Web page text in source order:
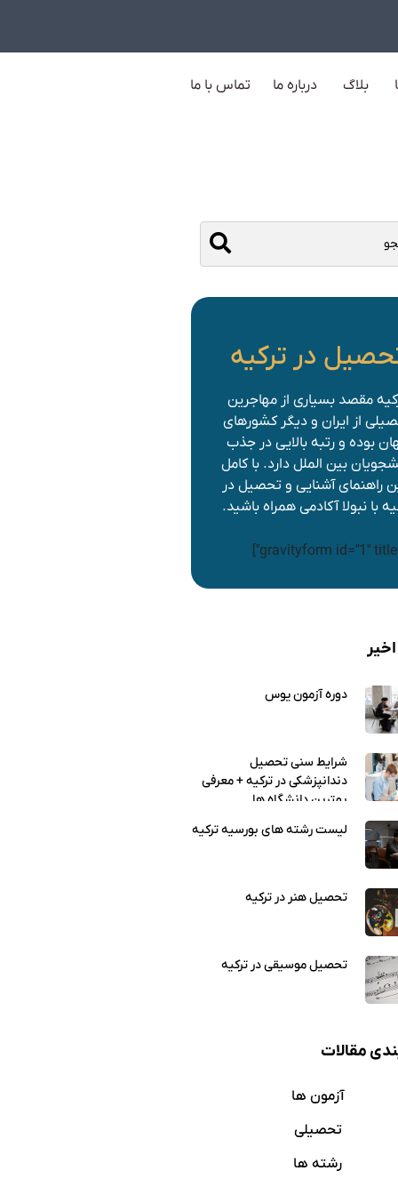
بلاگ درباره ما تماس با ما
در ترکیه
مقصد بسیاری از مهاجرین
از ایران و دیگر کشورهای
بوده و رتبه بالایی در جذب
بین الملل دارد. با کامل
راهنمای آشنایی و تحصیل در
با نبولا آکادمی همراه باشید.
دوره آزمون یوس
شرایط سنی تحصیل
دندانپزشکی در ترکیه + معرفی
بهترین دانشگاه ها
لیست رشته های بورسیه ترکیه
تحصیل هنر در ترکیه
تحصیل موسیقی در ترکیه
مقالات
آزمون‌ ها
تحصیلی
رشته ها